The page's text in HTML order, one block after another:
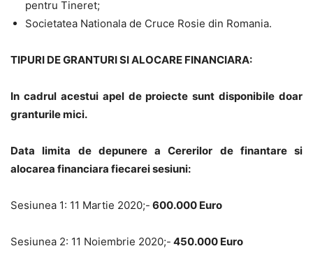
pentru Tineret;
Societatea Nationala de Cruce Rosie din Romania.
TIPURI DE GRANTURI SI ALOCARE FINANCIARA:
In cadrul acestui apel de proiecte sunt disponibile doar
granturile mici.
Data limita de depunere a Cererilor de finantare si
alocarea financiara fiecarei sesiuni:
Sesiunea 1: 11 Martie 2020;- 600.000 Euro
Sesiunea 2: 11 Noiembrie 2020;- 450.000 Euro